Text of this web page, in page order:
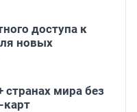
доступа к
новых
странах мира без
карт